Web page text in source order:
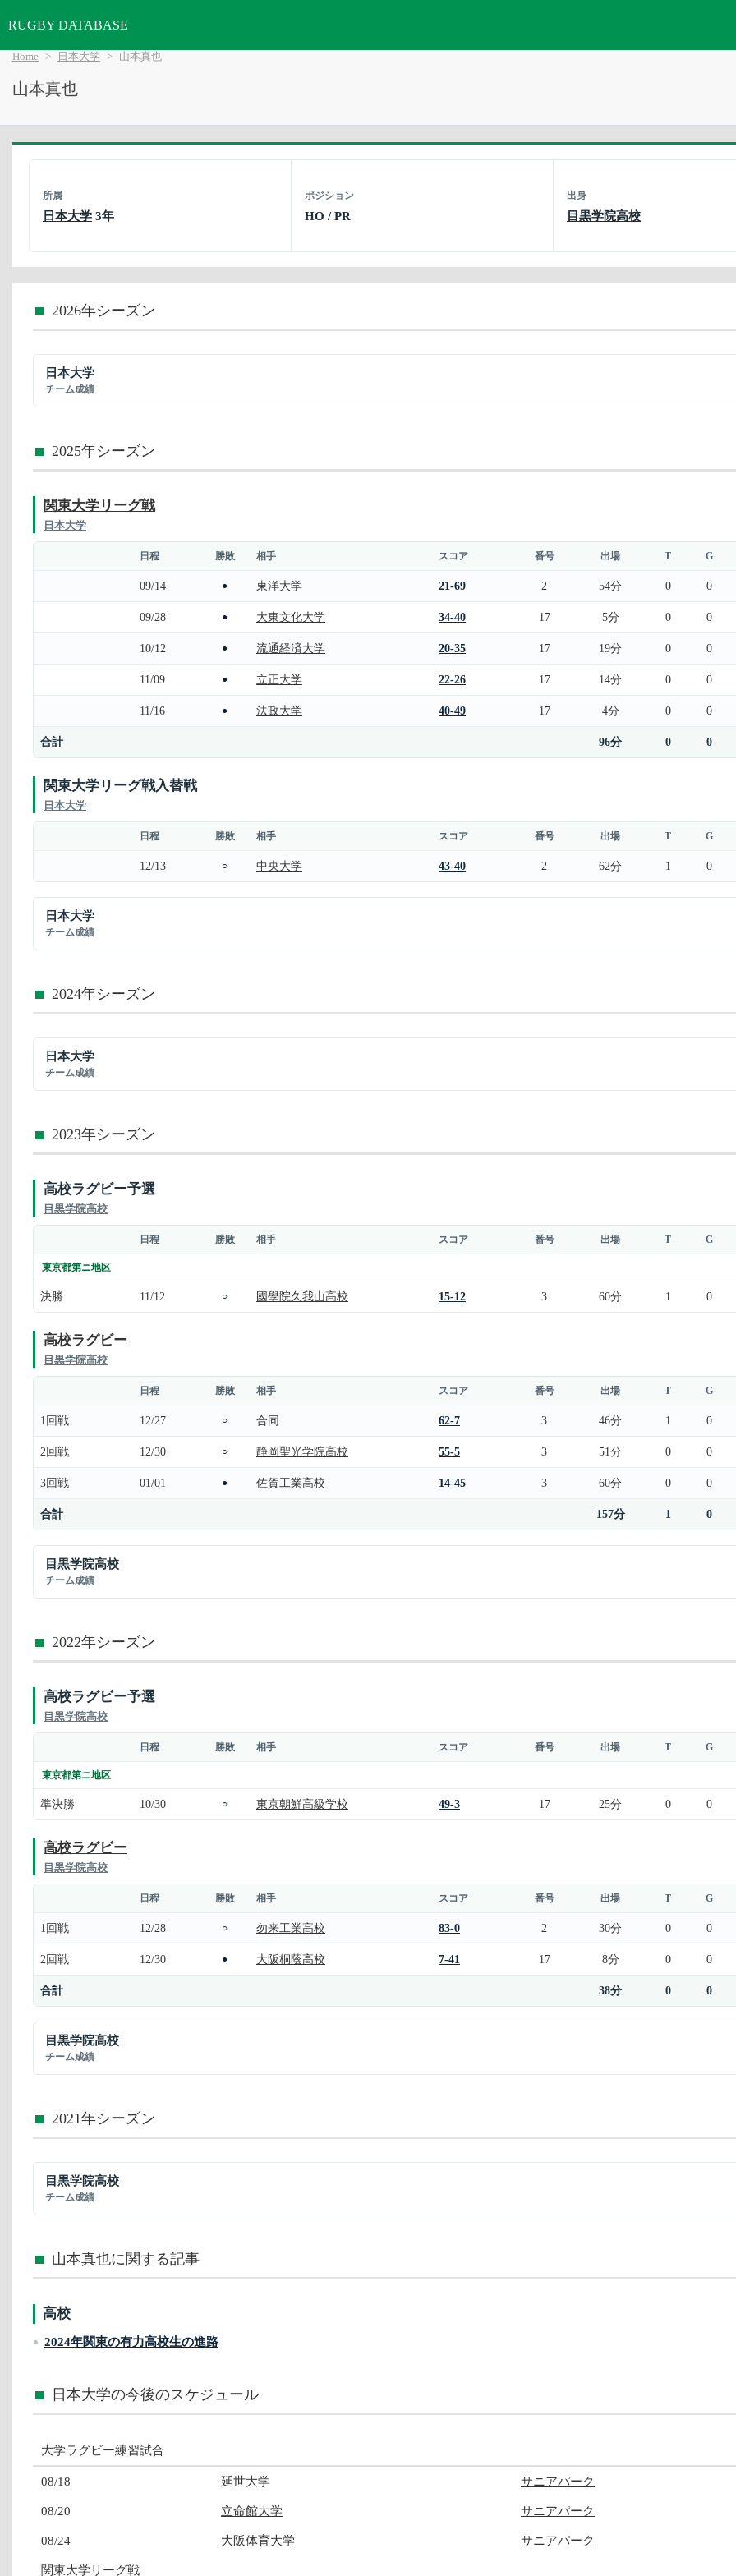
RUGBY DATABASE
Home 日本大学 山本真也
山本真也
所属
日本大学 3年
ポジション
HO / PR
出身
目黒学院高校
2026年シーズン
日本大学
チーム成績
2025年シーズン
関東大学リーグ戦
日本大学
日程 勝敗 相手 スコア 番号 出場 T G
09/14 ● 東洋大学 21-69 2 54分 0 0
09/28 ● 大東文化大学 34-40 17 5分 0 0
10/12 ● 流通経済大学 20-35 17 19分 0 0
11/09 ● 立正大学 22-26 17 14分 0 0
11/16 ● 法政大学 40-49 17 4分 0 0
合計 96分 0 0
関東大学リーグ戦入替戦
日本大学
日程 勝敗 相手 スコア 番号 出場 T G
12/13 ○ 中央大学 43-40 2 62分 1 0
日本大学
チーム成績
2024年シーズン
日本大学
チーム成績
2023年シーズン
高校ラグビー予選
目黒学院高校
日程 勝敗 相手 スコア 番号 出場 T G
東京都第ニ地区
決勝 11/12 ○ 國學院久我山高校 15-12 3 60分 1 0
高校ラグビー
目黒学院高校
日程 勝敗 相手 スコア 番号 出場 T G
1回戦 12/27 ○ 合同 62-7 3 46分 1 0
2回戦 12/30 ○ 静岡聖光学院高校 55-5 3 51分 0 0
3回戦 01/01 ● 佐賀工業高校 14-45 3 60分 0 0
合計 157分 1 0
目黒学院高校
チーム成績
2022年シーズン
高校ラグビー予選
目黒学院高校
日程 勝敗 相手 スコア 番号 出場 T G
東京都第ニ地区
準決勝 10/30 ○ 東京朝鮮高級学校 49-3 17 25分 0 0
高校ラグビー
目黒学院高校
日程 勝敗 相手 スコア 番号 出場 T G
1回戦 12/28 ○ 勿来工業高校 83-0 2 30分 0 0
2回戦 12/30 ● 大阪桐蔭高校 7-41 17 8分 0 0
合計 38分 0 0
目黒学院高校
チーム成績
2021年シーズン
目黒学院高校
チーム成績
山本真也に関する記事
高校
2024年関東の有力高校生の進路
日本大学の今後のスケジュール
大学ラグビー練習試合
08/18 延世大学 サニアパーク
08/20 立命館大学 サニアパーク
08/24 大阪体育大学 サニアパーク
関東大学リーグ戦